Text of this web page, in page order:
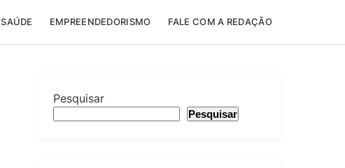
SAÚDE EMPREENDEDORISMO FALE COM A REDAÇÃO
Pesquisar
Pesquisar